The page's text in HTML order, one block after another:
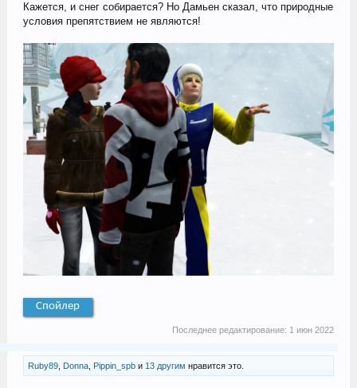
Кажется, и снег собирается? Но Дамьен сказал, что природные
условия препятствием не являются!
Спойлер
Последнее редактирование: 1 июн 2022
Ruby89, Donna, Pippin_spbи 13 другим нравится это.